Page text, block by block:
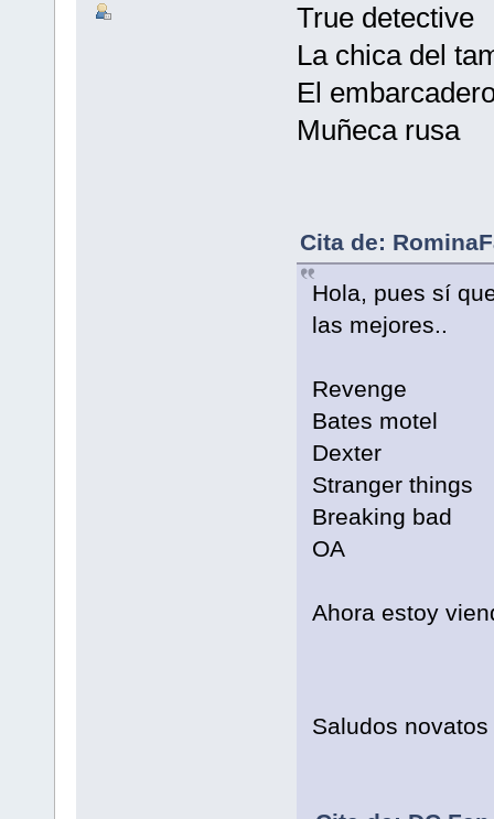
True detective
La chica del
El
Muñeca rusa
Cita de:
Hola, pues sí
las mejores..
Revenge
Bates motel
Dexter
Stranger things
Breaking bad
OA
Ahora estoy
Saludos